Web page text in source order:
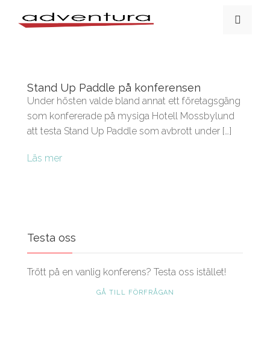
Stand Up Paddle på konferensen
Under hösten valde bland annat ett företagsgäng
som konfererade på mysiga Hotell Mossbylund
att testa Stand Up Paddle som avbrott under […]
Läs mer
Testa oss
Trött på en vanlig konferens? Testa oss istället!
GÅ TILL FÖRFRÅGAN